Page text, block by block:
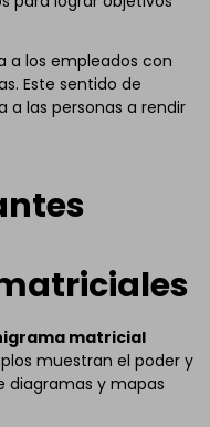
a los empleados con
Este sentido de
a las personas a rendir
matricial
muestran el poder y
diagramas y mapas